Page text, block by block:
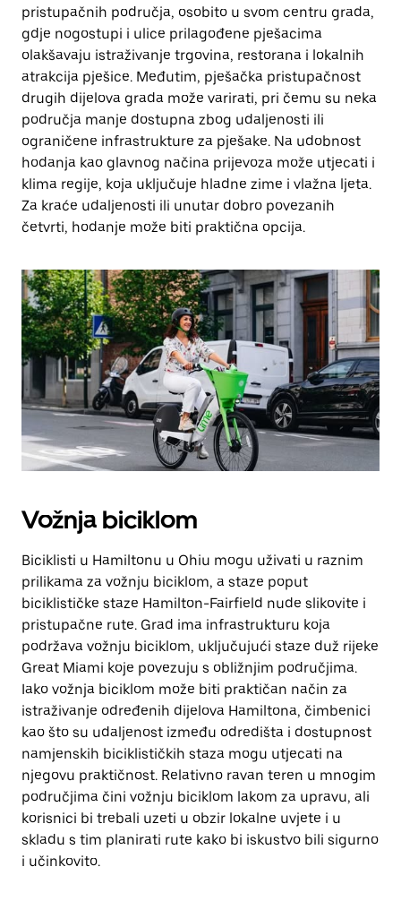
pristupačnih područja, osobito u svom centru grada,
gdje nogostupi i ulice prilagođene pješacima
olakšavaju istraživanje trgovina, restorana i lokalnih
atrakcija pješice. Međutim, pješačka pristupačnost
drugih dijelova grada može varirati, pri čemu su neka
područja manje dostupna zbog udaljenosti ili
ograničene infrastrukture za pješake. Na udobnost
hodanja kao glavnog načina prijevoza može utjecati i
klima regije, koja uključuje hladne zime i vlažna ljeta.
Za kraće udaljenosti ili unutar dobro povezanih
četvrti, hodanje može biti praktična opcija.
Vožnja biciklom
Biciklisti u Hamiltonu u Ohiu mogu uživati u raznim
prilikama za vožnju biciklom, a staze poput
biciklističke staze Hamilton-Fairfield nude slikovite i
pristupačne rute. Grad ima infrastrukturu koja
podržava vožnju biciklom, uključujući staze duž rijeke
Great Miami koje povezuju s obližnjim područjima.
Iako vožnja biciklom može biti praktičan način za
istraživanje određenih dijelova Hamiltona, čimbenici
kao što su udaljenost između odredišta i dostupnost
namjenskih biciklističkih staza mogu utjecati na
njegovu praktičnost. Relativno ravan teren u mnogim
područjima čini vožnju biciklom lakom za upravu, ali
korisnici bi trebali uzeti u obzir lokalne uvjete i u
skladu s tim planirati rute kako bi iskustvo bili sigurno
i učinkovito.